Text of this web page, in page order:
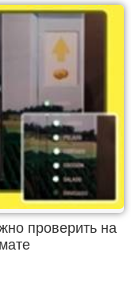
проверить на